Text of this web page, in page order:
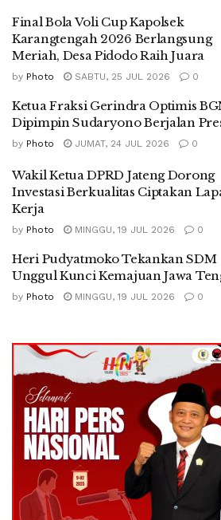
Final Bola Voli Cup Kapolsek
Karangtengah 2026 Berlangsung
Meriah, Desa Pidodo Raih Juara
by Photo SABTU, 25 JUL 2026 0
Ketua Fraksi Gerindra Optimis
Dipimpin Sudaryono Berjalan
by Photo JUMAT, 24 JUL 2026 0
Wakil Ketua DPRD Jateng Dorong
Investasi Berkualitas Ciptakan
Kerja
by Photo MINGGU, 19 JUL 2026 0
Heri Pudyatmoko Tekankan SDM
Unggul Kunci Kemajuan Jawa
by Photo MINGGU, 19 JUL 2026 0